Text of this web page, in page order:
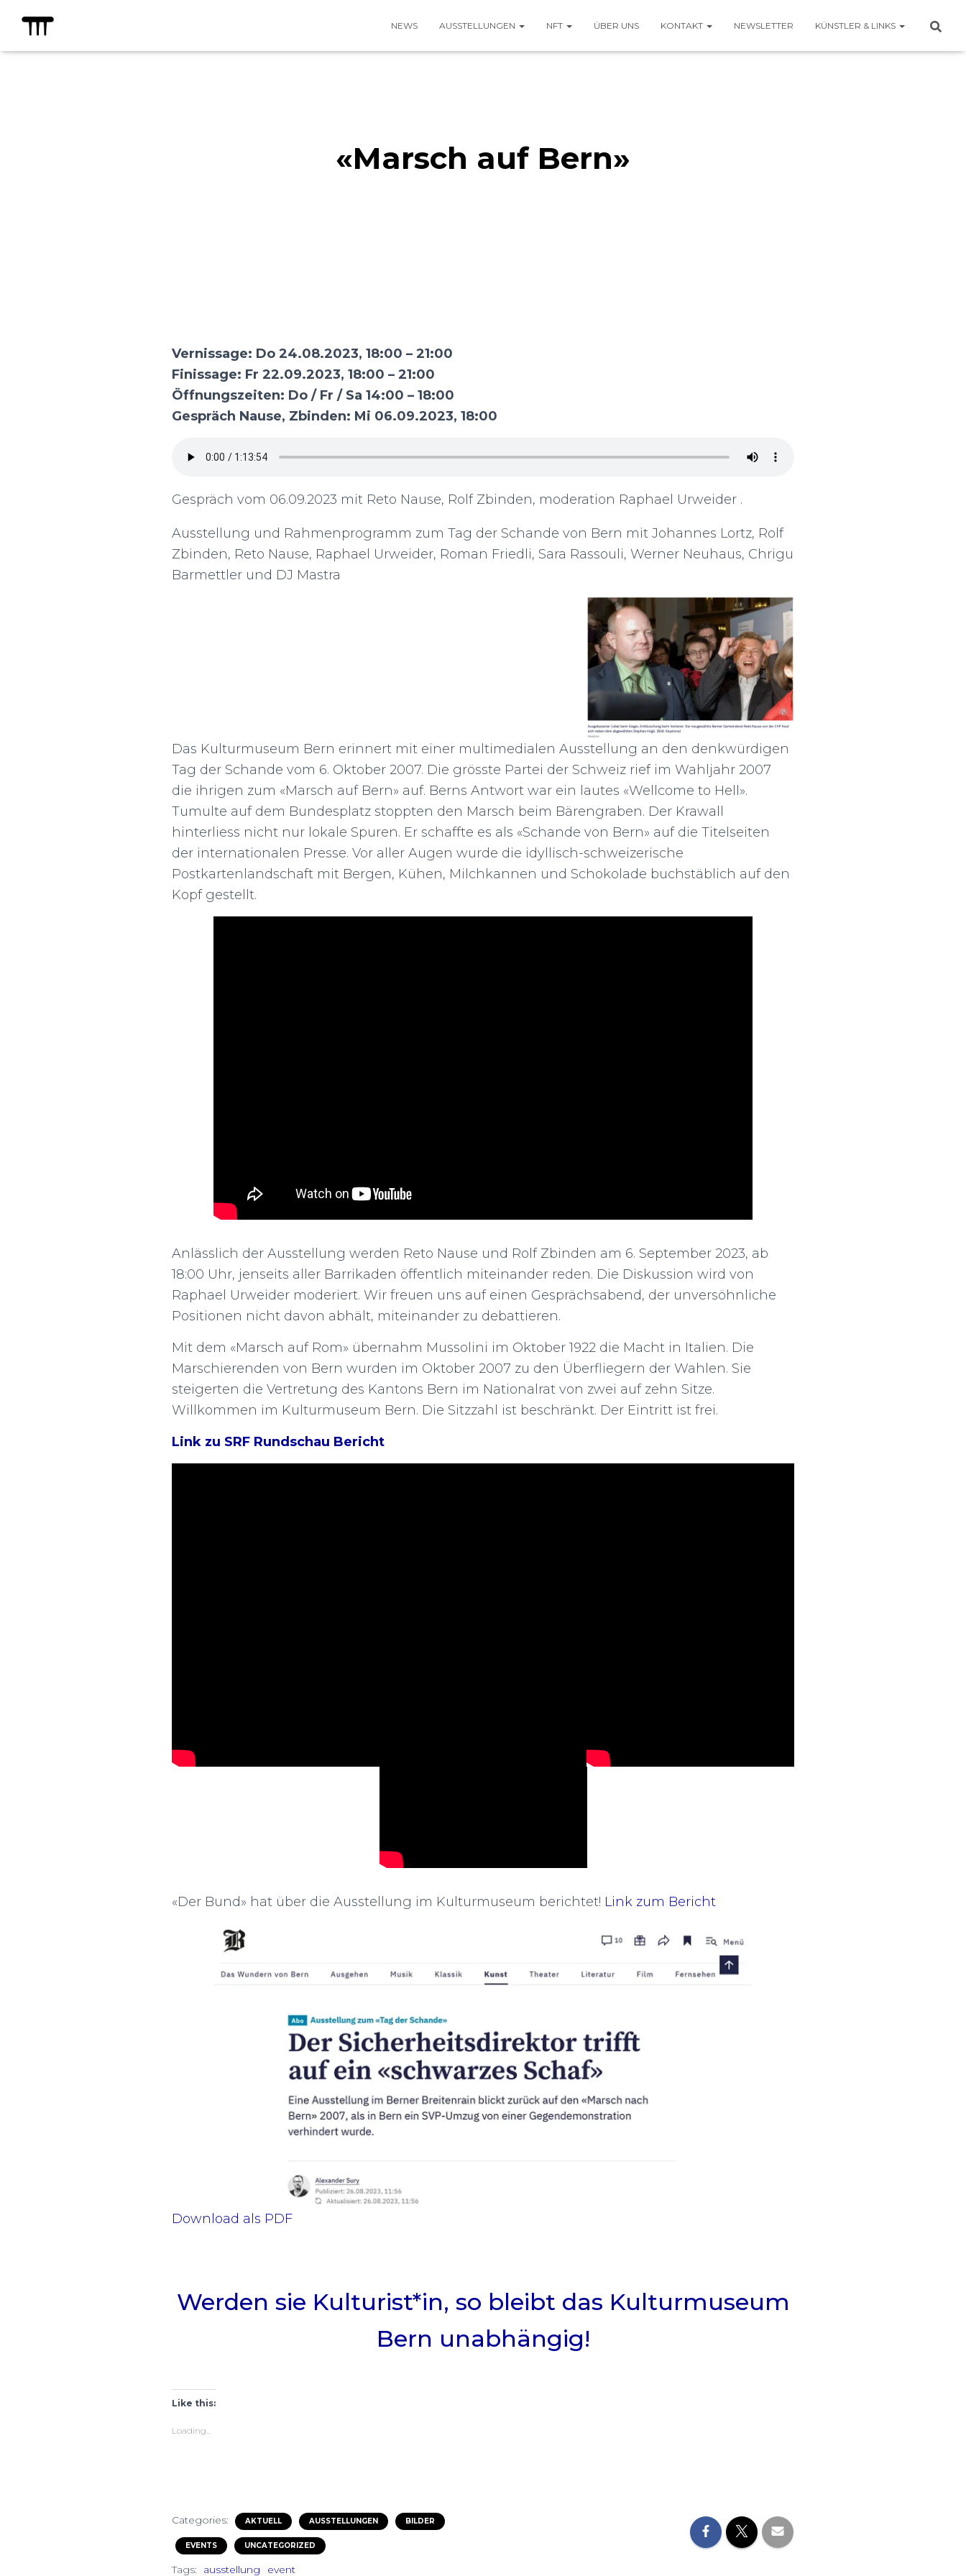
NEWS AUSSTELLUNGEN NFT ÜBER UNS KONTAKT NEWSLETTER KÜNSTLER & LINKS
«Marsch auf Bern»
Vernissage: Do 24.08.2023, 18:00 – 21:00
Finissage: Fr 22.09.2023, 18:00 – 21:00
Öffnungszeiten: Do / Fr / Sa 14:00 – 18:00
Gespräch Nause, Zbinden: Mi 06.09.2023, 18:00
Gespräch vom 06.09.2023 mit Reto Nause, Rolf Zbinden, moderation Raphael Urweider .
Ausstellung und Rahmenprogramm zum Tag der Schande von Bern mit Johannes Lortz, Rolf
Zbinden, Reto Nause, Raphael Urweider, Roman Friedli, Sara Rassouli, Werner Neuhaus, Chrigu
Barmettler und DJ Mastra
Das Kulturmuseum Bern erinnert mit einer multimedialen Ausstellung an den denkwürdigen
Tag der Schande vom 6. Oktober 2007. Die grösste Partei der Schweiz rief im Wahljahr 2007
die ihrigen zum «Marsch auf Bern» auf. Berns Antwort war ein lautes «Wellcome to Hell».
Tumulte auf dem Bundesplatz stoppten den Marsch beim Bärengraben. Der Krawall
hinterliess nicht nur lokale Spuren. Er schaffte es als «Schande von Bern» auf die Titelseiten
der internationalen Presse. Vor aller Augen wurde die idyllisch-schweizerische
Postkartenlandschaft mit Bergen, Kühen, Milchkannen und Schokolade buchstäblich auf den
Kopf gestellt.
Anlässlich der Ausstellung werden Reto Nause und Rolf Zbinden am 6. September 2023, ab
18:00 Uhr, jenseits aller Barrikaden öffentlich miteinander reden. Die Diskussion wird von
Raphael Urweider moderiert. Wir freuen uns auf einen Gesprächsabend, der unversöhnliche
Positionen nicht davon abhält, miteinander zu debattieren.
Mit dem «Marsch auf Rom» übernahm Mussolini im Oktober 1922 die Macht in Italien. Die
Marschierenden von Bern wurden im Oktober 2007 zu den Überfliegern der Wahlen. Sie
steigerten die Vertretung des Kantons Bern im Nationalrat von zwei auf zehn Sitze.
Willkommen im Kulturmuseum Bern. Die Sitzzahl ist beschränkt. Der Eintritt ist frei.
Link zu SRF Rundschau Bericht
«Der Bund» hat über die Ausstellung im Kulturmuseum berichtet! Link zum Bericht
Download als PDF
Werden sie Kulturist*in, so bleibt das Kulturmuseum
Bern unabhängig!
Like this:
Loading...
Categories: AKTUELL AUSSTELLUNGEN BILDER
EVENTS UNCATEGORIZED
Tags: ausstellung event